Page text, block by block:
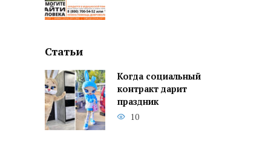
Статьи
Когда социальный
контракт дарит
праздник
10